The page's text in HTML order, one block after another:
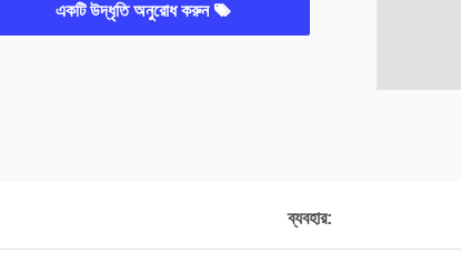
একটি উদ্ধৃতি অনুরোধ করুন
ব্যবহার: